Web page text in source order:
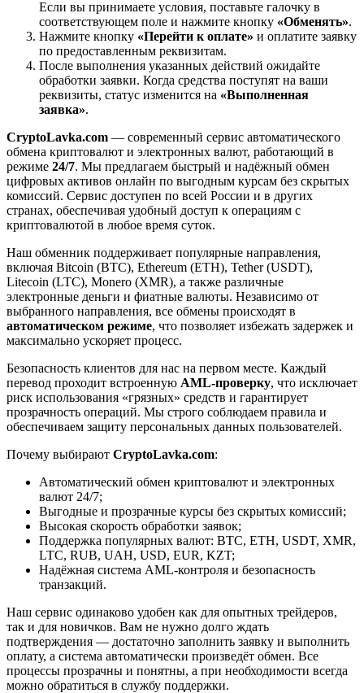
Если вы принимаете условия, поставьте галочку в
соответствующем поле и нажмите кнопку «Обменять».
Нажмите кнопку «Перейти к оплате» и оплатите заявку
по предоставленным реквизитам.
После выполнения указанных действий ожидайте
обработки заявки. Когда средства поступят на ваши
реквизиты, статус изменится на «Выполненная
заявка».
CryptoLavka.com — современный сервис автоматического
обмена криптовалют и электронных валют, работающий в
режиме 24/7. Мы предлагаем быстрый и надёжный обмен
цифровых активов онлайн по выгодным курсам без скрытых
комиссий. Сервис доступен по всей России и в других
странах, обеспечивая удобный доступ к операциям с
криптовалютой в любое время суток.
Наш обменник поддерживает популярные направления,
включая Bitcoin (BTC), Ethereum (ETH), Tether (USDT),
Litecoin (LTC), Monero (XMR), а также различные
электронные деньги и фиатные валюты. Независимо от
выбранного направления, все обмены происходят в
автоматическом режиме, что позволяет избежать задержек и
максимально ускоряет процесс.
Безопасность клиентов для нас на первом месте. Каждый
перевод проходит встроенную AML-проверку, что исключает
риск использования «грязных» средств и гарантирует
прозрачность операций. Мы строго соблюдаем правила и
обеспечиваем защиту персональных данных пользователей.
Почему выбирают CryptoLavka.com:
Автоматический обмен криптовалют и электронных
валют 24/7;
Выгодные и прозрачные курсы без скрытых комиссий;
Высокая скорость обработки заявок;
Поддержка популярных валют: BTC, ETH, USDT, XMR,
LTC, RUB, UAH, USD, EUR, KZT;
Надёжная система AML-контроля и безопасность
транзакций.
Наш сервис одинаково удобен как для опытных трейдеров,
так и для новичков. Вам не нужно долго ждать
подтверждения — достаточно заполнить заявку и выполнить
оплату, а система автоматически произведёт обмен. Все
процессы прозрачны и понятны, а при необходимости всегда
можно обратиться в службу поддержки.